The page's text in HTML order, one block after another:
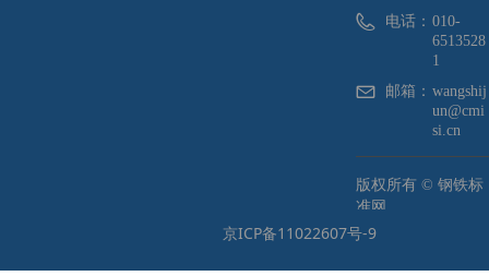
电话： 010-
6513528
1
邮箱： wangshij
un@cmi
si.cn
版权所有 © 钢铁标
准网
京ICP备11022607号-9